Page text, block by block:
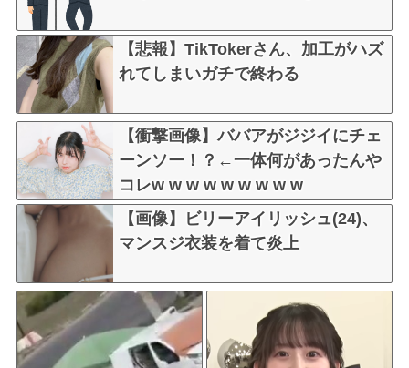
【悲報】TikTokerさん、加工がハズ
れてしまいガチで終わる
【衝撃画像】ババアがジジイにチェ
ーンソー！？←一体何があったんや
コレw w w w w w w w w
【画像】ビリーアイリッシュ(24)、
マンスジ衣装を着て炎上